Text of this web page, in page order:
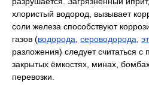
хлористый водород, вызывает
соли железа способствуют
газов (водорода сероводорода
разложения) следует считаться
закрытых ёмкостях, минах,
перевозки.